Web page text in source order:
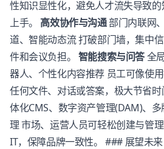
性知识显性化，避免人才流失导致
上手。 高效协作与沟通部门内联网
道、智能动态流 打破部门墙，集中
件和会议负担。 智能搜索与问答全
器人、个性化内容推荐 员工可像使
任何文件、对话或答案，极大节省时
体化CMS、数字资产管理(DAM)、
理 市场、运营人员可轻松创建与管
IT，保障品牌一致性。 ### 展望未